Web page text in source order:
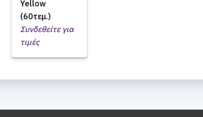
Yellow
(60τεμ.)
Συνδεθείτε για
τιμές